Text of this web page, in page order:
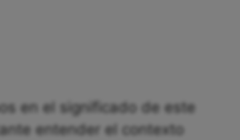
en el significado de este
entender el contexto